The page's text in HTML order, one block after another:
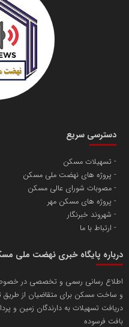
دسترسی سریع
تسهیلات مسکن
پروژه های نهضت ملی مسکن
مصوبات شورای عالی مسکن
پروژه های مسکن مهر
شهروند خبرنگار
ارتباط با ما
درباره پایگاه خبری نهضت ملی
اطلاع رسانی رسمی و تخصصی در خصوص
و ساخت مسکن برای متقاضیان از
دریافت تسهیلات به دارندگان زمین و
بافت فرسوده